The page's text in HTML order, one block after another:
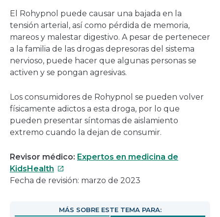
El Rohypnol puede causar una bajada en la
tensión arterial, así como pérdida de memoria,
mareos y malestar digestivo. A pesar de pertenecer
a la familia de las drogas depresoras del sistema
nervioso, puede hacer que algunas personas se
activen y se pongan agresivas.
Los consumidores de Rohypnol se pueden volver
físicamente adictos a esta droga, por lo que
pueden presentar síntomas de aislamiento
extremo cuando la dejan de consumir.
Revisor médico: Expertos en medicina de
KidsHealth Este
enlace
Fecha de revisión: marzo de 2023
MÁS SOBRE ESTE TEMA PARA: